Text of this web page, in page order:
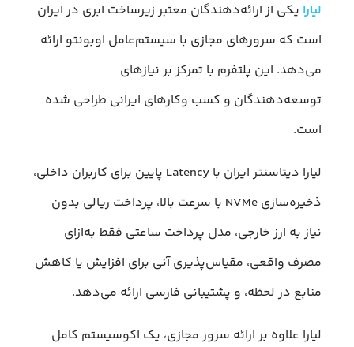
لیارا یکی از ارائه‌دهندگان معتبر زیرساخت ابری در ایران
است که سرورهای مجازی با سیستم‌عامل اوبونتو ارائه
می‌دهد. این پلتفرم با تمرکز بر نیازهای
توسعه‌دهندگان و کسب‌ وکارهای ایرانی طراحی شده
است.
لیارا دیتاسنتر ایران با Latency پایین برای کاربران داخلی،
ذخیره‌سازی NVMe با سرعت بالا، پرداخت ریالی بدون
نیاز به ارز خارجی، مدل پرداخت ساعتی فقط به‌ازای
مصرف واقعی، مقیاس‌پذیری آنی برای افزایش یا کاهش
منابع در لحظه، و پشتیبانی فارسی ارائه می‌دهد.
لیارا علاوه بر ارائه سرور مجازی، یک اکوسیستم کامل